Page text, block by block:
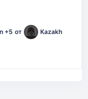
+5 от Kazakh